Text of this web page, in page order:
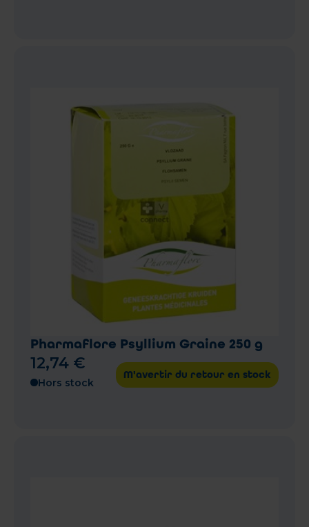
Pharmaflore Psyllium Graine 250 g
12,74 €
Hors stock
M'avertir du retour en stock